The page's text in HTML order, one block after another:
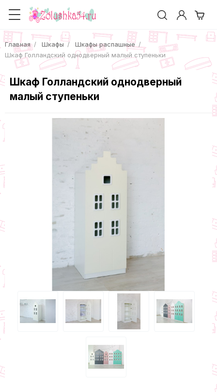
Главная Шкафы
Шкафы распашные
Шкаф Голландский однодверный малый ступеньки
Шкаф Голландский однодверный
малый ступеньки